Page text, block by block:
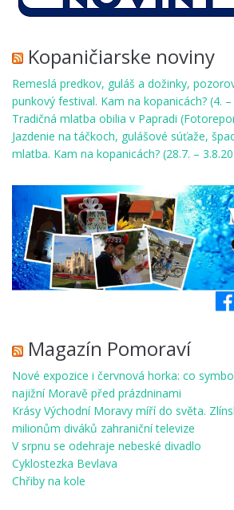
Kopaničiarske noviny
Remeslá predkov, guláš a dožinky,
punkový festival. Kam na kopanicách? (4. –
Tradičná mlatba obilia v Papradi
Jazdenie na táčkoch, gulášové súťaže,
mlatba. Kam na kopanicách? (28.7. –
Magazín Pomoraví
Nové expozice i červnová horka: co
najižní Moravě před prázdninami
Krásy Východní Moravy míří do světa.
milionům diváků zahraniční televize
V srpnu se odehraje nebeské divadlo
Cyklostezka Bevlava
Chřiby na kole